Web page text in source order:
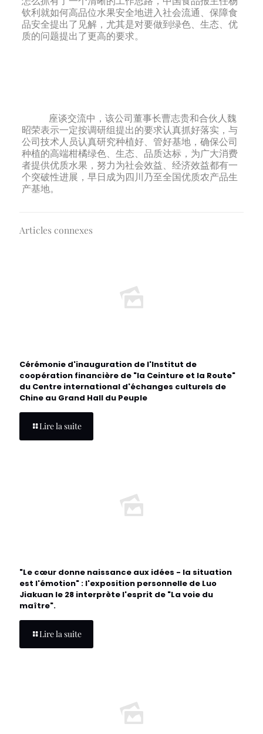
钦利就如何高品位水果安全地进入社会流通、保障食
品安全提出了见解，尤其是对要做到绿色、生态、优
质的问题提出了更高的要求。
座谈交流中，该公司董事长曹志贵和合伙人魏
昭荣表示一定按调研组提出的要求认真抓好落实，与
公司技术人员认真研究种植好、管好基地，确保公司
种植的高端柑橘绿色、生态、品质达标，为广大消费
者提供优质水果，努力为社会效益、经济效益都有一
个突破性进展，早日成为四川乃至全国优质农产品生
产基地。
Articles connexes
Cérémonie d'inauguration de l'Institut de
coopération financière de "la Ceinture et la Route"
du Centre international d'échanges culturels de
Chine au Grand Hall du Peuple
Lire la suite
"Le cœur donne naissance aux idées - la situation
est l'émotion" : l'exposition personnelle de Luo
Jiakuan le 28 interprète l'esprit de "La voie du
maître".
Lire la suite